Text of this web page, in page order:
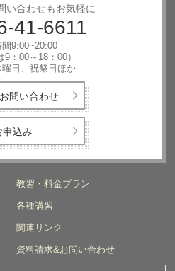
車学校
い合わせもお気軽に
41-6611
間9:00~20:00
：00～18：00）
日、祝祭日ほか
問い合わせ
申込み
教習・料金プラン
各種講習
関連リンク
資料請求&お問い合わせ